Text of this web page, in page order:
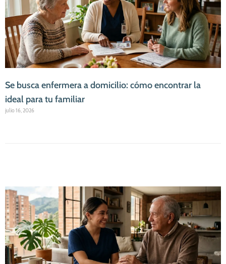
Se busca enfermera a domicilio: cómo encontrar la
ideal para tu familiar
julio 16, 2026